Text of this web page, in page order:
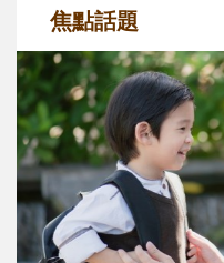
焦點話題
和孩子一起長大
不同模樣
沒有人天生就擅長
次「前所未有」的
大。從給予安全感